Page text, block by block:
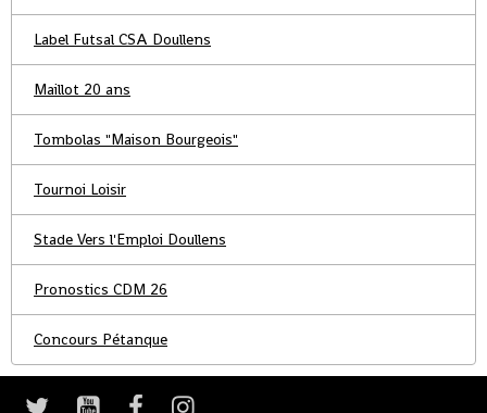
Label Futsal CSA Doullens
Maillot 20 ans
Tombolas "Maison Bourgeois"
Tournoi Loisir
Stade Vers l'Emploi Doullens
Pronostics CDM 26
Concours Pétanque